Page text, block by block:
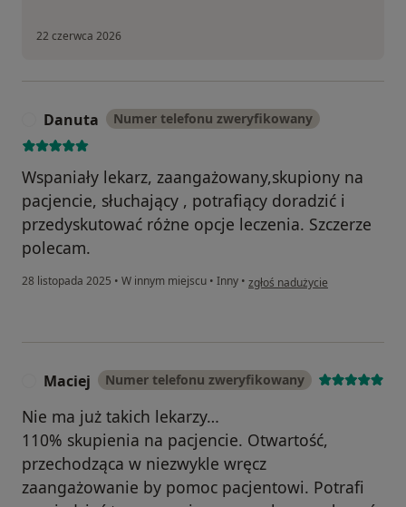
22 czerwca 2026
Danuta Numer telefonu zweryfikowany
Wspaniały lekarz, zaangażowany,skupiony na
pacjencie, słuchający , potrafiący doradzić i
przedyskutować różne opcje leczenia. Szczerze
polecam.
28 listopada 2025 • W innym miejscu • Inny • w opinii użytkownika Danuta
zgłoś nadużycie
Maciej Numer telefonu zweryfikowany
Nie ma już takich lekarzy…
110% skupienia na pacjencie. Otwartość,
przechodząca w niezwykle wręcz
zaangażowanie by pomoc pacjentowi. Potrafi